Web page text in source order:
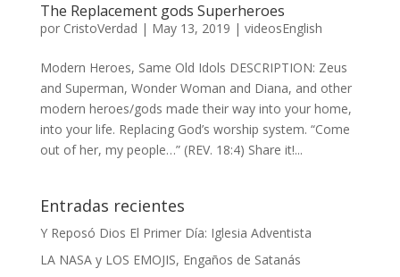
The Replacement gods Superheroes
por CristoVerdad | May 13, 2019 | videosEnglish
Modern Heroes, Same Old Idols DESCRIPTION: Zeus
and Superman, Wonder Woman and Diana, and other
modern heroes/gods made their way into your home,
into your life. Replacing God’s worship system. “Come
out of her, my people…” (REV. 18:4) Share it!...
Entradas recientes
Y Reposó Dios El Primer Día: Iglesia Adventista
LA NASA y LOS EMOJIS, Engaños de Satanás